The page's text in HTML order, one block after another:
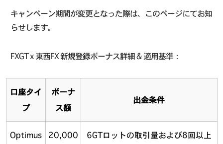
キャンペーン期間が変更となった際は、このページにてお知
らせします。
FXGT x 東西FX 新規登録ボーナス詳細 & 適用基準：
口座タイ
プ
ボーナ
ス額
出金条件
Optimus
20,000
6GTロットの取引量および8回以上